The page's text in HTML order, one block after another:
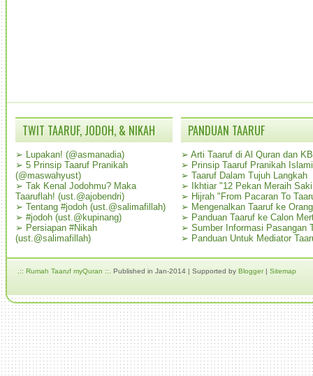
TWIT TAARUF, JODOH, & NIKAH
➢ Lupakan! (@asmanadia)
➢ 5 Prinsip Taaruf Pranikah
(@maswahyust)
➢ Tak Kenal Jodohmu? Maka
Taaruflah! (ust.@ajobendri)
➢ Tentang #jodoh (ust.@salimafillah)
➢ #jodoh (ust.@kupinang)
➢ Persiapan #Nikah
(ust.@salimafillah)
PANDUAN TAARUF
➢ Arti Taaruf di Al Quran dan
➢ Prinsip Taaruf Pranikah Islami
➢ Taaruf Dalam Tujuh Langkah
➢
Ikhtiar "12 Pekan Meraih
➢ Hijrah "From Pacaran To
➢ Mengenalkan Taaruf ke
➢ Panduan Taaruf ke Calon
➢ Sumber Informasi Pasangan
➢ Panduan Untuk Mediator
.:: Rumah Taaruf myQuran ::. Published in Jan-2014 | Supported by Blogger| Sitemap